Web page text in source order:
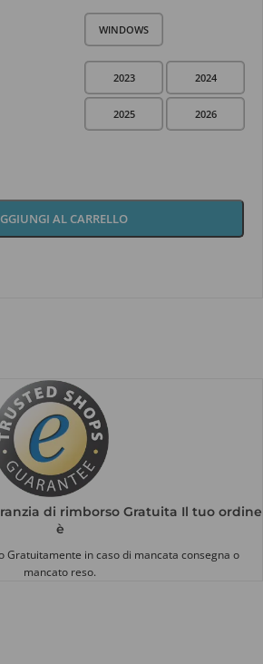
WINDOWS
2023 2024
2025 2026
AL CARRELLO
di rimborso Gratuita Il tuo ordine
è
Gratuitamente in caso di mancata consegna o
mancato reso.